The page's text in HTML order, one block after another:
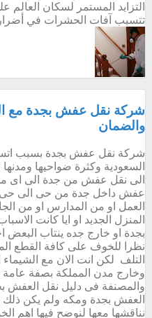
التزايد المستمر لسكان
تتسبب آفات الحشرات في
شركة نقل عفش بجدة مع
والضمان
شركة نقل عفش بجدة بسبب
السعودية وكثرة ضواحيها
الى نقل عفش من جدة الى اى
عفش داخل جدة من حى الى حى
العمل او من المدارس او من
المنزل الجديد او ايا كانت
بجدة او خارج جده ينتاب البعض
نظرا للخوف على كافة القطع
التلف لكن انت الان مع
وخارج مدن المملكة بصفة
والمصنفة فى دليل نقل
العفش بجدة ومكه ولم يكن
نناقشها معها لنوضح فيها اهم